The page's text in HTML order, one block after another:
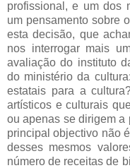
profissional, e um dos
um pensamento sobre
esta decisão, que
nos interrogar mais
avaliação do instituto
do ministério da
estatais para a
artísticos e culturais
ou apenas se dirigem
principal objectivo não
desses mesmos
número de receitas de